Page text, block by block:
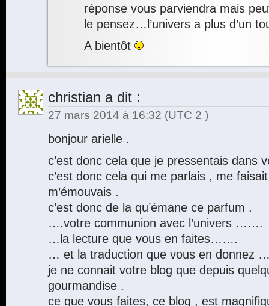
réponse vous parviendra mais
le pensez…l’univers a plus d’un
A bientôt
christian a dit :
27 mars 2014 à 16:32 (UTC 2 )
bonjour arielle .
c’est donc cela que je pressentais dans
c’est donc cela qui me parlais , me
m’émouvais .
c’est donc de la qu’émane ce parfum .
….votre communion avec l’univers …….
…la lecture que vous en faites…….
… et la traduction que vous en donnez
je ne connait votre blog que depuis
gourmandise .
ce que vous faites, ce blog , est